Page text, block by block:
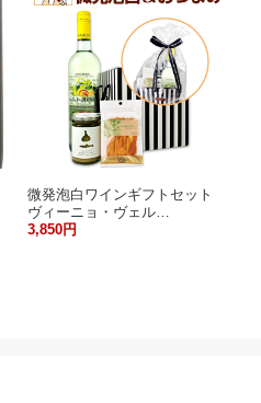
微発泡白ワインギフトセット
ヴィーニョ・ヴェル…
3,850円